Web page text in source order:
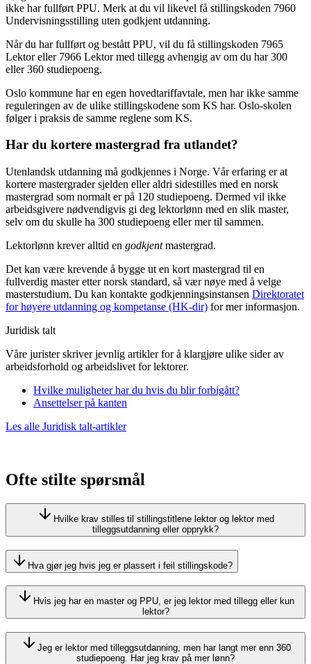
ikke har fullført PPU. Merk at du vil likevel få stillingskoden 7960
Undervisningsstilling uten godkjent utdanning.
Når du har fullført og bestått PPU, vil du få stillingskoden 7965
Lektor eller 7966 Lektor med tillegg avhengig av om du har 300
eller 360 studiepoeng.
Oslo kommune har en egen hovedtariffavtale, men har ikke samme
reguleringen av de ulike stillingskodene som KS har. Oslo-skolen
følger i praksis de samme reglene som KS.
Har du kortere mastergrad fra utlandet?
Utenlandsk utdanning må godkjennes i Norge. Vår erfaring er at
kortere mastergrader sjelden eller aldri sidestilles med en norsk
mastergrad som normalt er på 120 studiepoeng. Dermed vil ikke
arbeidsgivere nødvendigvis gi deg lektorlønn med en slik master,
selv om du skulle ha 300 studiepoeng eller mer til sammen.
Lektorlønn krever alltid en godkjentmastergrad.
Det kan være krevende å bygge ut en kort mastergrad til en
fullverdig master etter norsk standard, så vær nøye med å velge
masterstudium. Du kan kontakte godkjenningsinstansen Direktoratet
for høyere utdanning og kompetanse (HK-dir) for mer informasjon.
Juridisk talt
Våre jurister skriver jevnlig artikler for å klargjøre ulike sider av
arbeidsforhold og arbeidslivet for lektorer.
Hvilke muligheter har du hvis du blir forbigått?
Ansettelser på kanten
Les alle Juridisk talt-artikler
Ofte stilte spørsmål
Hvilke krav stilles til stillingstitlene lektor og lektor med
tilleggsutdanning eller opprykk?
Hva gjør jeg hvis jeg er plassert i feil stillingskode?
Hvis jeg har en master og PPU, er jeg lektor med tillegg eller kun
lektor?
Jeg er lektor med tilleggsutdanning, men har langt mer enn 360
studiepoeng. Har jeg krav på mer lønn?